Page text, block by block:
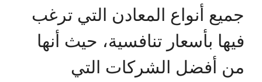
جميع أنواع المعادن التي ترغب
فيها بأسعار تنافسية، حيث أنها
من أفضل الشركات التي